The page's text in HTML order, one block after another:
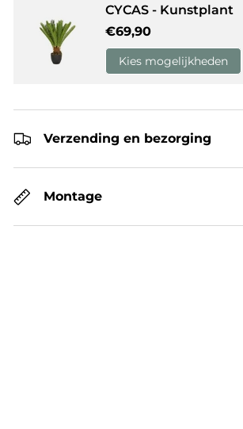
CYCAS - Kunstplant
Reguliere prijs
€69,90
Kies mogelijkheden
Verzending en bezorging
Montage